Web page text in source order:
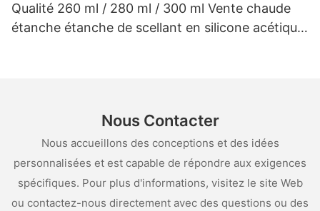
Qualité 260 ml / 280 ml / 300 ml Vente chaude
étanche étanche de scellant en silicone acétique
Nous Contacter
Nous accueillons des conceptions et des idées
personnalisées et est capable de répondre aux exigences
spécifiques. Pour plus d'informations, visitez le site Web
ou contactez-nous directement avec des questions ou des